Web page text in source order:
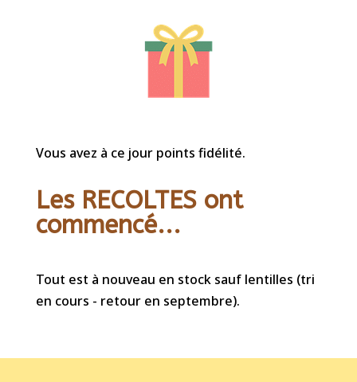
Vous avez à ce jour points fidélité.
Les RECOLTES ont
commencé...
Tout est à nouveau en stock sauf lentilles (tri
en cours - retour en septembre).